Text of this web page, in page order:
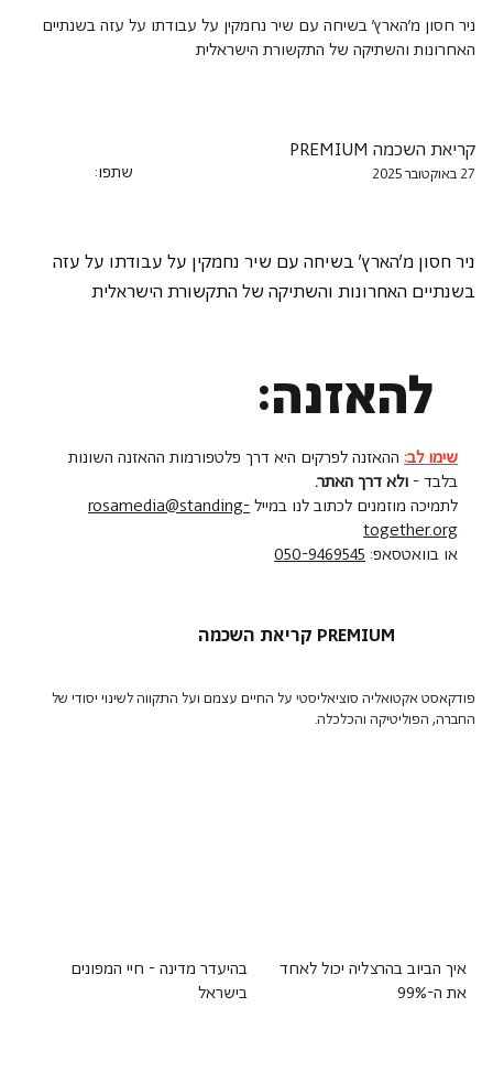
ניר חסון מ׳הארץ׳ בשיחה עם שיר נחמקין על עבודתו על עזה בשנתיים
האחרונות והשתיקה של התקשורת הישראלית
שתפו:
קריאת השכמה PREMIUM
27 באוקטובר 2025
ניר חסון מ׳הארץ׳ בשיחה עם שיר נחמקין על עבודתו על עזה
בשנתיים האחרונות והשתיקה של התקשורת הישראלית
להאזנה:
שימו לב: ההאזנה לפרקים היא דרך פלטפורמות ההאזנה השונות
בלבד - ולא דרך האתר.
לתמיכה מוזמנים לכתוב לנו במיילrosamedia@standing-
together.org
או בוואטסאפ: 050-9469545
קריאת השכמה PREMIUM
פודקאסט אקטואליה סוציאליסטי על החיים עצמם ועל התקווה לשינוי יסודי של
החברה, הפוליטיקה והכלכלה.
איך הביוב בהרצליה יכול לאחד
את ה-99%
בהיעדר מדינה - חיי המפונים
בישראל